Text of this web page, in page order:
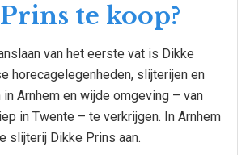
te koop?
van het eerste vat is Dikke
horecagelegenheden, slijterijen en
Arnhem en wijde omgeving – van
in Twente – te verkrijgen. In Arnhem
slijterij Dikke Prins aan.